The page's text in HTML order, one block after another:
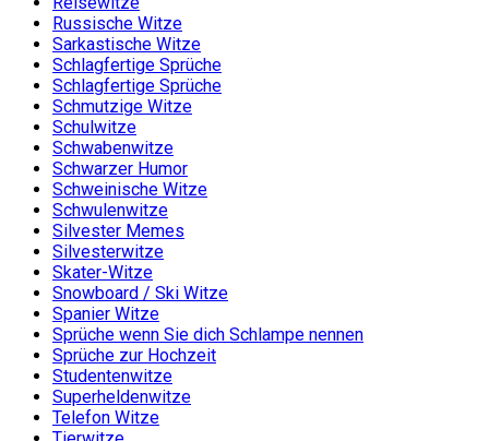
Russische Witze
Sarkastische Witze
Schlagfertige Sprüche
Schlagfertige Sprüche
Schmutzige Witze
Schulwitze
Schwabenwitze
Schwarzer Humor
Schweinische Witze
Schwulenwitze
Silvester Memes
Silvesterwitze
Skater-Witze
Snowboard / Ski Witze
Spanier Witze
Sprüche wenn Sie dich Schlampe nennen
Sprüche zur Hochzeit
Studentenwitze
Superheldenwitze
Telefon Witze